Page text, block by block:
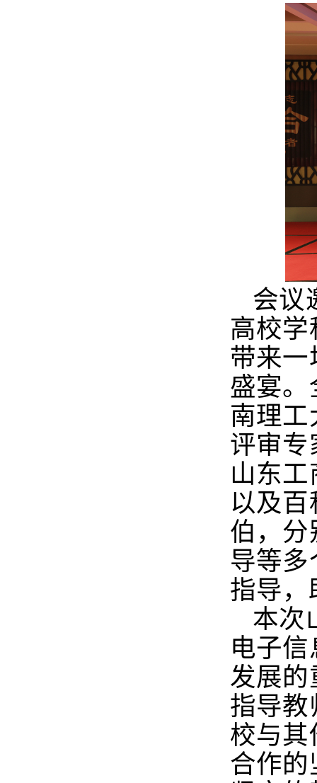
会议
高校
带来一
盛宴。
南理
评审专
山东
以及
伯，分
导等
指导，
本次
电子
发展的
指导教
校与其
合作的